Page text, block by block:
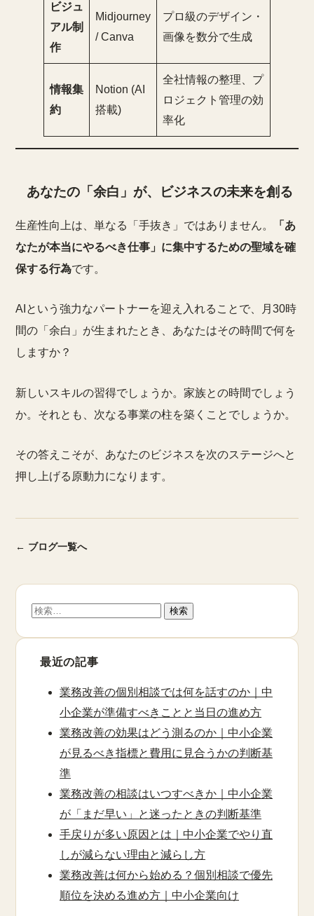
ビジュ
アル制
作
Midjourney
/ Canva
プロ級のデザイン・
画像を数分で生成
情報集
約
Notion (AI
搭載)
全社情報の整理、プ
ロジェクト管理の効
率化
あなたの「余白」が、ビジネスの未来を創る
生産性向上は、単なる「手抜き」ではありません。
「あ
なたが本当にやるべき仕事」に集中するための聖域を確
保する行為です。
AIという強力なパートナーを迎え入れることで、月30時
間の「余白」が生まれたとき、あなたはその時間で何を
しますか？
新しいスキルの習得でしょうか。家族との時間でしょう
か。それとも、次なる事業の柱を築くことでしょうか。
その答えこそが、あなたのビジネスを次のステージへと
押し上げる原動力になります。
← ブログ一覧へ
検
最近の記事
業務改善の個別相談では何を話すのか｜中
小企業が準備すべきことと当日の進め方
業務改善の効果はどう測るのか｜中小企業
が見るべき指標と費用に見合うかの判断基
準
業務改善の相談はいつすべきか｜中小企業
が「まだ早い」と迷ったときの判断基準
手戻りが多い原因とは｜中小企業でやり直
しが減らない理由と減らし方
業務改善は何から始める？個別相談で優先
順位を決める進め方｜中小企業向け